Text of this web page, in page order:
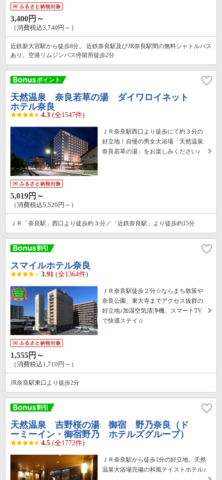
3,400円～
（消費税込3,740円～）
近鉄新大宮駅から徒歩8分。 近鉄奈良駅及びJR奈良駅間の無料シャトルバス
あり。空港リムジンバス停留所徒歩2分
天然温泉 奈良若草の湯 ダイワロイネット
ホテル奈良
4.3 (全1547件)
ＪＲ奈良駅西口より徒歩にて約３分の
好立地！自慢の男女大浴場「天然温泉
奈良若草の湯」をお楽しみください♪
5,019円～
（消費税込5,520円～）
ＪＲ「奈良駅」西口より徒歩約３分／「近鉄奈良駅」より徒歩約15分
スマイルホテル奈良
3.91 (全1364件)
ＪＲ奈良駅徒歩２分☆ならまち散策や
奈良公園、東大寺までアクセス抜群の
好立地♪加湿空気清浄機、スマートTV
で快適ステイ☆
1,555円～
（消費税込1,710円～）
JR奈良駅東口より徒歩2分
天然温泉 吉野桜の湯 御宿 野乃奈良（ド
ーミーイン・御宿野乃 ホテルズグループ）
4.5 (全1772件)
ＪＲ奈良駅から徒歩1分の好立地。天然
温泉大浴場完備の和風テイストホテル♪